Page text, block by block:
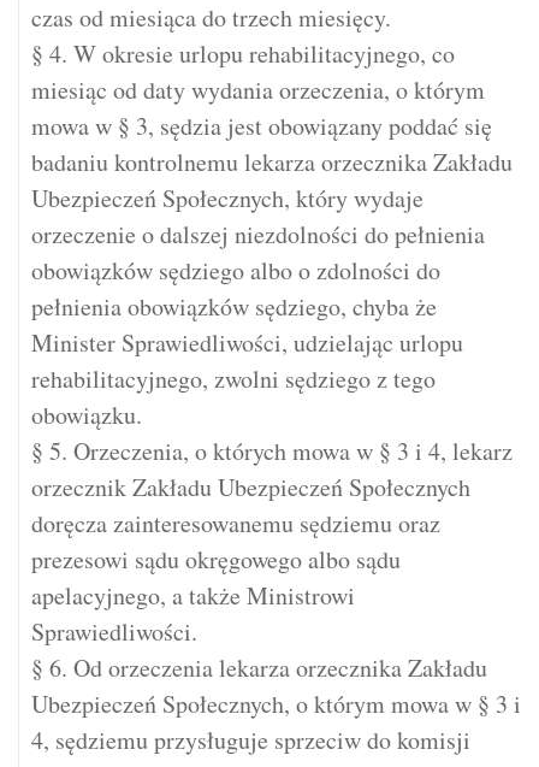
czas od miesiąca do trzech miesięcy.
§ 4. W okresie urlopu rehabilitacyjnego, co
miesiąc od daty wydania orzeczenia, o którym
mowa w § 3, sędzia jest obowiązany poddać się
badaniu kontrolnemu lekarza orzecznika Zakładu
Ubezpieczeń Społecznych, który wydaje
orzeczenie o dalszej niezdolności do pełnienia
obowiązków sędziego albo o zdolności do
pełnienia obowiązków sędziego, chyba że
Minister Sprawiedliwości, udzielając urlopu
rehabilitacyjnego, zwolni sędziego z tego
obowiązku.
§ 5. Orzeczenia, o których mowa w § 3 i 4, lekarz
orzecznik Zakładu Ubezpieczeń Społecznych
doręcza zainteresowanemu sędziemu oraz
prezesowi sądu okręgowego albo sądu
apelacyjnego, a także Ministrowi
Sprawiedliwości.
§ 6. Od orzeczenia lekarza orzecznika Zakładu
Ubezpieczeń Społecznych, o którym mowa w § 3 i
4, sędziemu przysługuje sprzeciw do komisji